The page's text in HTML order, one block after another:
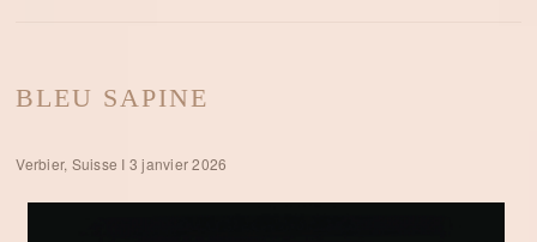
BLEU SAPINE
Verbier, Suisse I 3 janvier 2026